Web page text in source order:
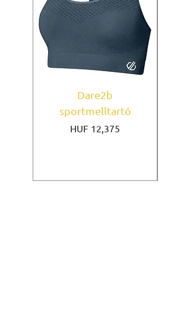
Dare2b
sportmelltartó
Price
HUF 12,375